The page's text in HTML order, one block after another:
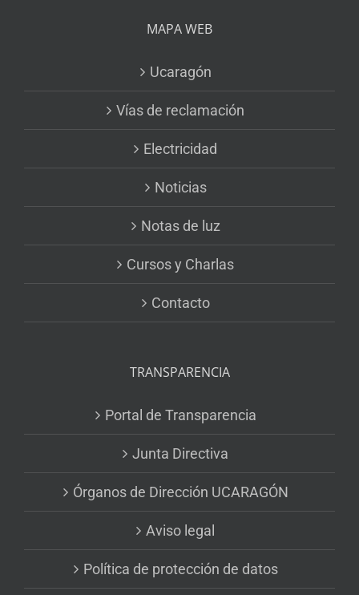
MAPA WEB
Ucaragón
Vías de reclamación
Electricidad
Noticias
Notas de luz
Cursos y Charlas
Contacto
TRANSPARENCIA
Portal de Transparencia
Junta Directiva
Órganos de Dirección UCARAGÓN
Aviso legal
Política de protección de datos